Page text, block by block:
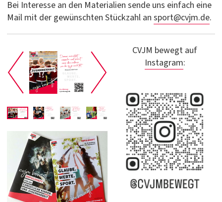
Bei Interesse an den Materialien sende uns einfach eine
Mail mit der gewünschten Stückzahl an sport@cvjm.de.
CVJM bewegt auf
Instagram: